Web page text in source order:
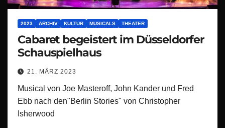
2023 ARCHIV KULTUR MUSICALS THEATER
Cabaret begeistert im Düsseldorfer
Schauspielhaus
21. MÄRZ 2023
Musical von Joe Masteroff, John Kander und Fred
Ebb nach den"Berlin Stories" von Christopher
Isherwood